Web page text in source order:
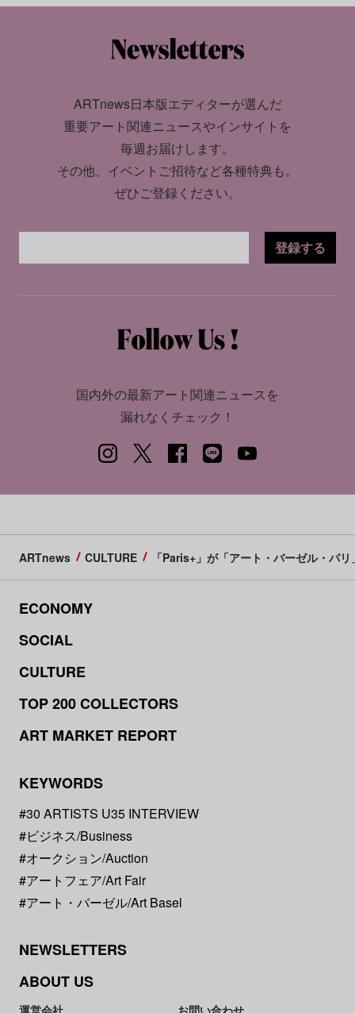
ARTnews日本版エディターが選んだ
重要アート関連ニュースやインサイトを
毎週お届けします。
その他、イベントご招待など各種特典も。
ぜひご登録ください。
登録する
国内外の最新アート関連ニュースを
漏れなくチェック！
ARTnews CULTURE 「Paris+」が「アート・バーゼル・パ
ECONOMY
SOCIAL
CULTURE
TOP 200 COLLECTORS
ART MARKET REPORT
KEYWORDS
#30 ARTISTS U35 INTERVIEW
#ビジネス/Business
#オークション/Auction
#アートフェア/Art Fair
#アート・バーゼル/Art Basel
NEWSLETTERS
ABOUT US
運営会社 お問い合わせ